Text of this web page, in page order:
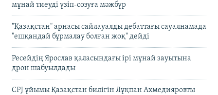
мұнай тиеуді үзіп-созуға мәжбүр
"Қазақстан" арнасы сайлауалды дебаттағы сауалнамада
"ешқандай бұрмалау болған жоқ" дейді
Ресейдің Ярослав қаласындағы ірі мұнай зауытына
дрон шабуылдады
CPJ ұйымы Қазақстан билігін Лұқпан Ахмедияровты